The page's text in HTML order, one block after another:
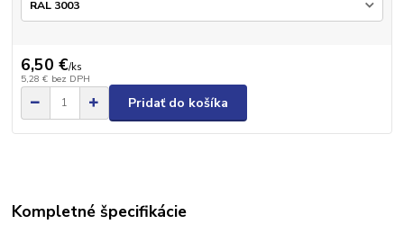
6,50 €/ks
5,28 € bez DPH
Pridať do košíka
Kompletné špecifikácie